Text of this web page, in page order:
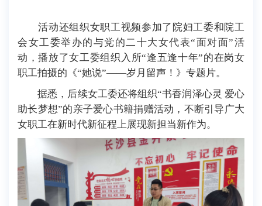
活动还组织女职工视频参加了院妇工委和院工
会女工委举办的与党的二十大女代表“面对面”活
动，播放了女工委组织入所“逢五逢十年”的在岗女
职工拍摄的《“她说”——岁月留声！》专题片。
据悉，后续女工委还将组织“书香润泽心灵 爱心
助长梦想”的亲子爱心书籍捐赠活动，不断引导广大
女职工在新时代新征程上展现新担当新作为。